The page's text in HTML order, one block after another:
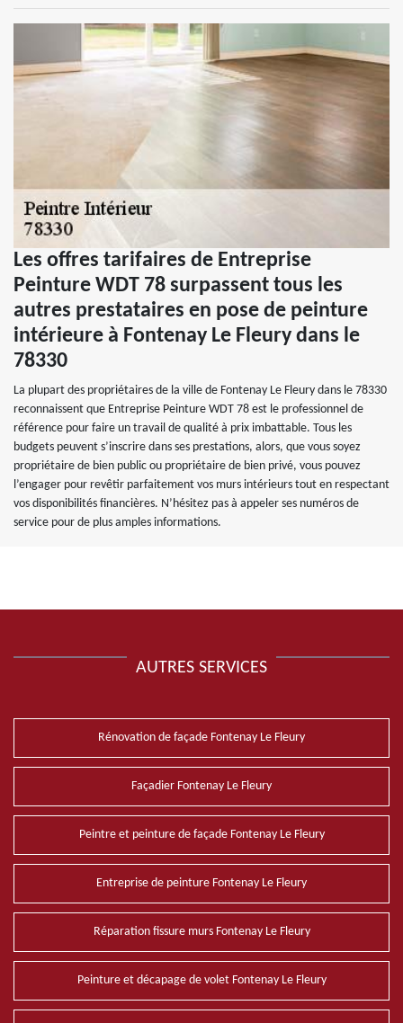
Les offres tarifaires de Entreprise
Peinture WDT 78 surpassent tous les
autres prestataires en pose de peinture
intérieure à Fontenay Le Fleury dans le
78330
La plupart des propriétaires de la ville de Fontenay Le Fleury dans le 78330
reconnaissent que Entreprise Peinture WDT 78 est le professionnel de
référence pour faire un travail de qualité à prix imbattable. Tous les
budgets peuvent s’inscrire dans ses prestations, alors, que vous soyez
propriétaire de bien public ou propriétaire de bien privé, vous pouvez
l’engager pour revêtir parfaitement vos murs intérieurs tout en respectant
vos disponibilités financières. N’hésitez pas à appeler ses numéros de
service pour de plus amples informations.
AUTRES SERVICES
Rénovation de façade Fontenay Le Fleury
Façadier Fontenay Le Fleury
Peintre et peinture de façade Fontenay Le Fleury
Entreprise de peinture Fontenay Le Fleury
Réparation fissure murs Fontenay Le Fleury
Peinture et décapage de volet Fontenay Le Fleury